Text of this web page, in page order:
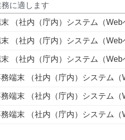
に適します
（社内（庁内）システム（
（社内（庁内）システム（
（社内（庁内）システム（
端末 （社内（庁内）システム
端末 （社内（庁内）システム
端末 （社内（庁内）システム